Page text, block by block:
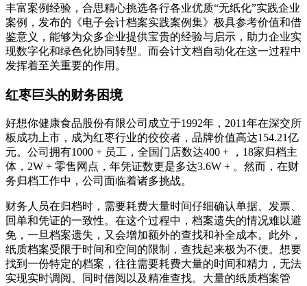
丰富案例经验，合思精心挑选各行各业优质“无纸化”实践企业
案例，发布的《电子会计档案实践案例集》极具参考价值和借
鉴意义，能够为众多企业提供宝贵的经验与启示，助力企业实
现数字化和绿色化协同转型。而会计文档自动化在这一过程中
发挥着至关重要的作用。
红枣巨头的财务困境
好想你健康食品股份有限公司成立于1992年，2011年在深交所
板成功上市，成为红枣行业的佼佼者，品牌价值高达154.21亿
元。公司拥有1000 + 员工，全国门店数达400 + ，18家归档主
体，2W + 零售网点，年凭证数更是多达3.6W + 。然而，在财
务归档工作中，公司面临着诸多挑战。
财务人员在归档时，需要耗费大量时间仔细确认单据、发票、
回单和凭证的一致性。在这个过程中，档案遗失的情况难以避
免，一旦档案遗失，又会增加额外的查找和补全成本。此外，
纸质档案受限于时间和空间的限制，查找起来极为不便。想要
找到一份特定的档案，往往需要耗费大量的时间和精力，无法
实现实时调阅、同时借阅以及精准查找。大量的纸质档案管